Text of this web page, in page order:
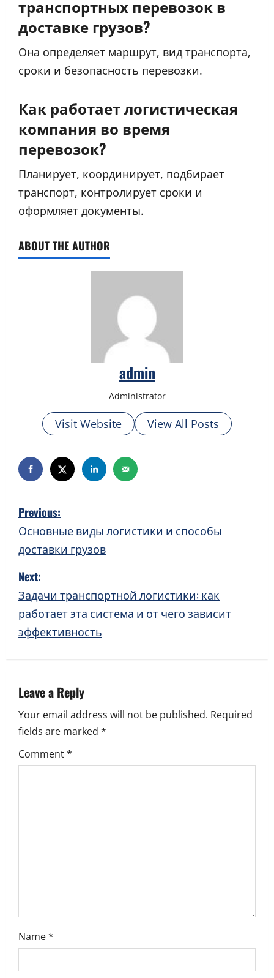
транспортных перевозокв
доставке грузов?
Она определяет маршрут, вид транспорта,
сроки и безопасность перевозки.
Как работаетлогистическая
компания во время
перевозок?
Планирует, координирует, подбирает
транспорт, контролирует сроки и
оформляет документы.
ABOUT THE AUTHOR
admin
Administrator
Visit Website View All Posts
P
o
s
t
n
a
i
g
a
t
Previous:
Основные виды логистики и способы
доставки грузов
Next:
Задачи транспортной логистики: как
работает эта система и от чего зависит
эффективность
Leave a Reply
Your email address will not be published. Required
fields are marked *
Comment*
Name*